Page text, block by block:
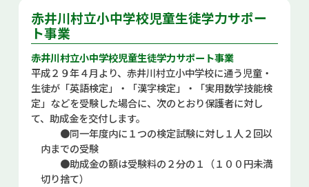
ふるさと納税
観光・イベント情報
あかいがわ広報
お問い合せ
赤井川村立小中学校児童生徒学力サポー
ト事業
赤井川村立小中学校児童生徒学力サポート事業
平成２９年４月より、赤井川村立小中学校に通う児童・
生徒が「英語検定」・「漢字検定」・「実用数学技能検
定」などを受験した場合に、次のとおり保護者に対し
て、助成金を交付します。
●同一年度内に１つの検定試験に対し１人２回以
内までの受験
●助成金の額は受験料の２分の１（１００円未満
切り捨て）